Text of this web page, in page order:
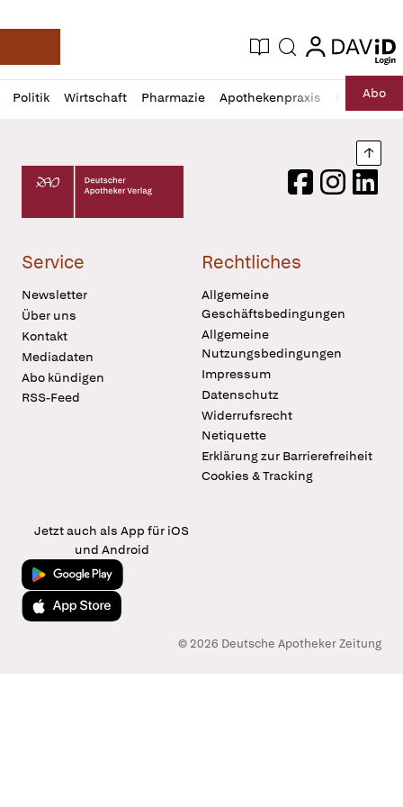
Deutsche Apotheker Zeitung
Aktuelle Ausgabe
Suche login
login
Politik Wirtschaft Pharmazie Apothekenpraxis RechtAbo
Profil
öffnen
Daz
Pur
Deutscher Apotheker Verlag Logo
FacebookInstagram
Service
Newsletter
Über uns
Kontakt
Mediadaten
Abo kündigen
RSS-Feed
Rechtliches
Allgemeine
Geschäftsbedingungen
Allgemeine
Nutzungsbedingungen
Impressum
Datenschutz
Widerrufsrecht
Netiquette
Erklärung zur Barrierefreiheit
Cookies & Tracking
Jetzt auch als App für iOS
und Android
Jetzt bei Google Play
Laden im App Store
© 2026 Deutsche Apotheker Zeitung